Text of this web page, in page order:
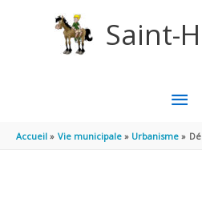
Saint-
MENU
Accueil Vie municipale Urbanisme